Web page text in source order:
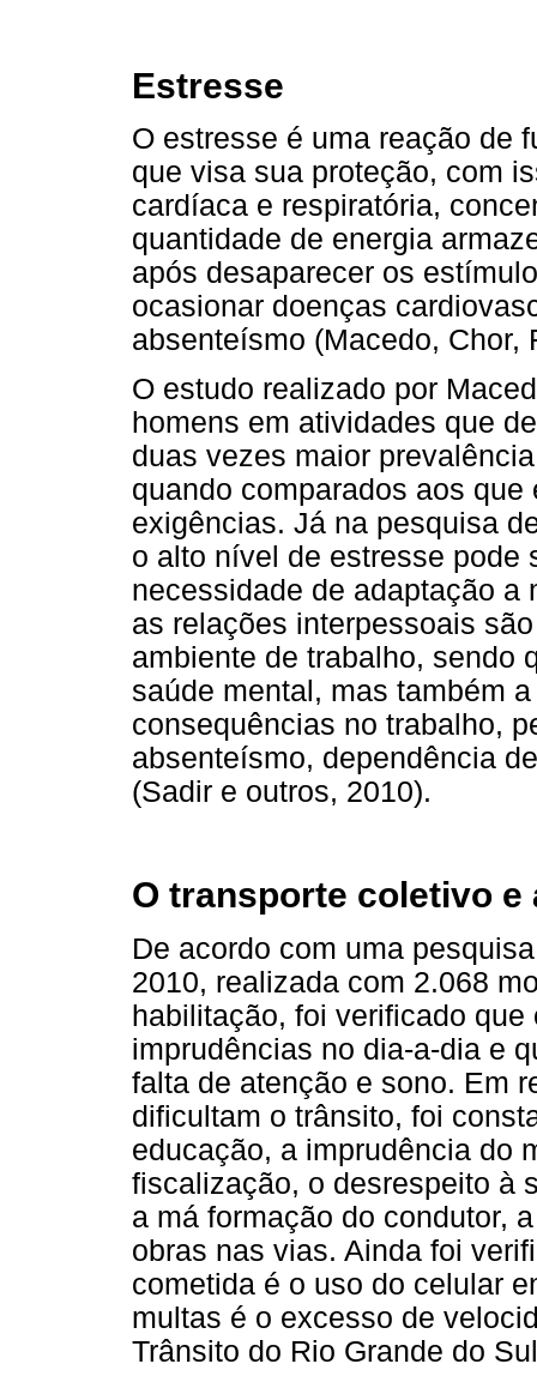
Estresse
O estresse é uma reação de
que visa sua proteção, com
cardíaca e respiratória,
quantidade de energia
após desaparecer os
ocasionar doenças
absenteísmo (Macedo, Chor,
O estudo realizado por
homens em atividades que
duas vezes maior
quando comparados aos
exigências. Já na pesquisa
o alto nível de estresse pode
necessidade de adaptação a
as relações interpessoais
ambiente de trabalho, sendo
saúde mental, mas também
consequências no trabalho,
absenteísmo, dependência
(Sadir e outros, 2010).
O transporte coletivo
De acordo com uma
2010, realizada com 2.068
habilitação, foi verificado
imprudências no dia-a-dia e
falta de atenção e sono. Em
dificultam o trânsito, foi
educação, a imprudência do
fiscalização, o desrespeito à
a má formação do condutor,
obras nas vias. Ainda foi
cometida é o uso do celular
multas é o excesso de
Trânsito do Rio Grande do